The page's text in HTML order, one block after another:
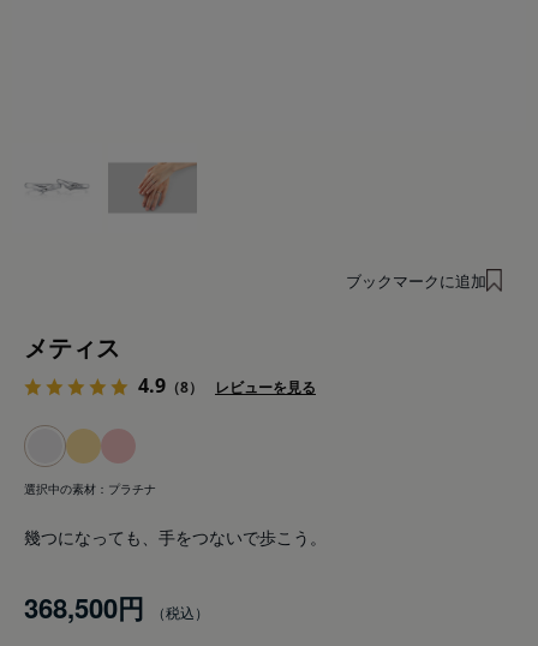
ブックマークに追加
メティス
4.9 （8） レビューを見る
選択中の素材： プラチナ
幾つになっても、手をつないで歩こう。
368,500円